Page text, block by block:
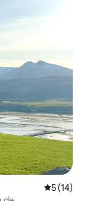
5 de uma
5 (14)